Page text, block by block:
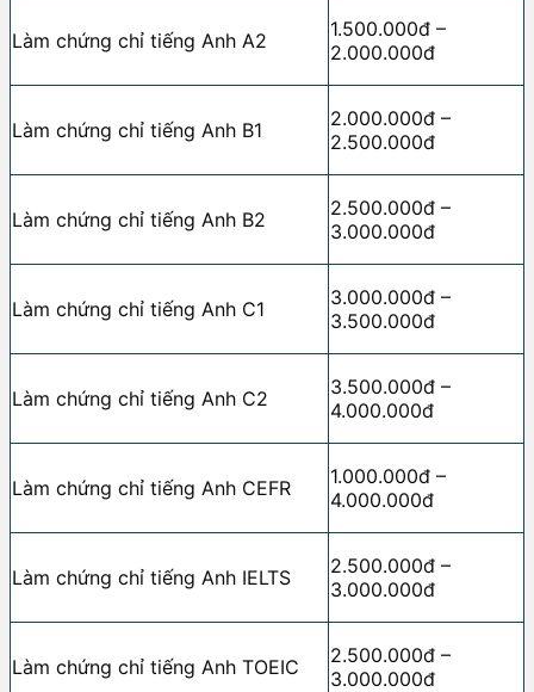
Làm chứng chỉ tiếng Anh A2
1.500.000đ –
2.000.000đ
Làm chứng chỉ tiếng Anh B1
2.000.000đ –
2.500.000đ
Làm chứng chỉ tiếng Anh B2
2.500.000đ –
3.000.000đ
Làm chứng chỉ tiếng Anh C1
3.000.000đ –
3.500.000đ
Làm chứng chỉ tiếng Anh C2
3.500.000đ –
4.000.000đ
Làm chứng chỉ tiếng Anh CEFR
1.000.000đ –
4.000.000đ
Làm chứng chỉ tiếng Anh IELTS
2.500.000đ –
3.000.000đ
Làm chứng chỉ tiếng Anh TOEIC
2.500.000đ –
3.000.000đ